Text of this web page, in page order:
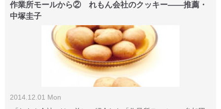
作業所モールから② れもん会社のクッキー――推薦・
中塚圭子
2014.12.01 Mon